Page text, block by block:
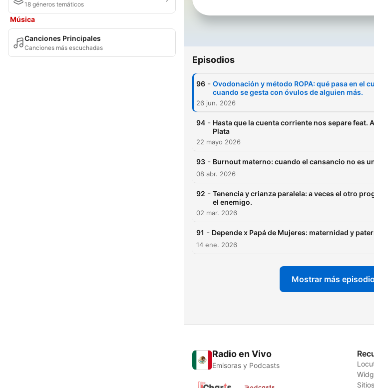
18 géneros temáticos
Música
Canciones Principales
Canciones más escuchadas
abrir
consejo.
Episodios
96 - Ovodonación y método ROPA: qué pasa en el
cuando se gesta con óvulos de alguien más.
26 jun. 2026
94 - Hasta que la cuenta corriente nos separe feat.
Plata
22 mayo 2026
93 - Burnout materno: cuando el cansancio no es
08 abr. 2026
92 - Tenencia y crianza paralela: a veces el otro
el enemigo.
02 mar. 2026
91 - Depende x Papá de Mujeres: maternidad y
14 ene. 2026
Mostrar más
Radio en Vivo
Emisoras y Podcasts